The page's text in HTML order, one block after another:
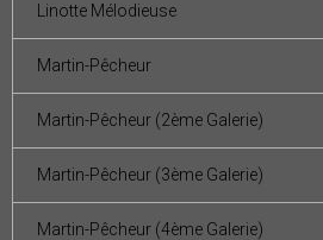
Linotte Mélodieuse
Martin-Pêcheur
Martin-Pêcheur (2ème Galerie)
Martin-Pêcheur (3ème Galerie)
Martin-Pêcheur (4ème Galerie)